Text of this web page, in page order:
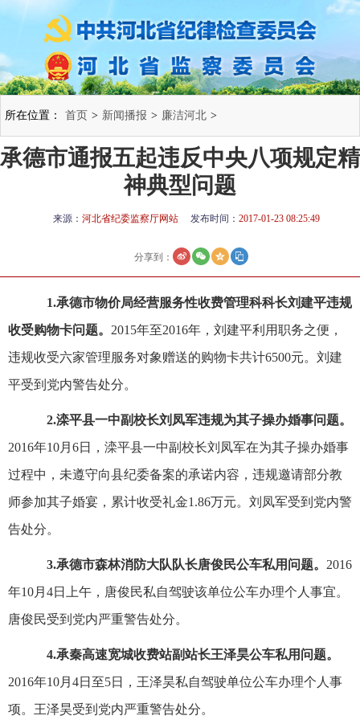
所在位置： 首页 > 新闻播报 > 廉洁河北 >
承德市通报五起违反中央八项规定精
神典型问题
来源： 河北省纪委监察厅网站 发布时间： 2017-01-23 08:25:49
分享到：
1.承德市物价局经营服务性收费管理科科长刘建平违规
收受购物卡问题。 2015年至2016年，刘建平利用职务之便，
违规收受六家管理服务对象赠送的购物卡共计6500元。刘建
平受到党内警告处分。
2.滦平县一中副校长刘凤军违规为其子操办婚事问题。
2016年10月6日，滦平县一中副校长刘凤军在为其子操办婚事
过程中，未遵守向县纪委备案的承诺内容，违规邀请部分教
师参加其子婚宴，累计收受礼金1.86万元。刘凤军受到党内警
告处分。
3.承德市森林消防大队队长唐俊民公车私用问题。 2016
年10月4日上午，唐俊民私自驾驶该单位公车办理个人事宜。
唐俊民受到党内严重警告处分。
4.承秦高速宽城收费站副站长王泽昊公车私用问题。
2016年10月4日至5日，王泽昊私自驾驶单位公车办理个人事
项。王泽昊受到党内严重警告处分。